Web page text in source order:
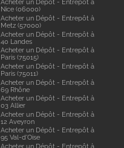
Acheter un Dépôt - Entrepôt à
Nice (06000)
Acheter un Dépôt - Entrepôt à
Metz (57000)
Acheter un Dépôt - Entrepôt à
40 Landes
Acheter un Dépôt - Entrepôt à
Paris (75015)
Acheter un Dépôt - Entrepôt à
Paris (75011)
Acheter un Dépôt - Entrepôt à
69 Rhône
Acheter un Dépôt - Entrepôt à
03 Allier
Acheter un Dépôt - Entrepôt à
12 Aveyron
Acheter un Dépôt - Entrepôt à
95 Val-d'Oise
Acheter un Dépôt - Entrepôt à